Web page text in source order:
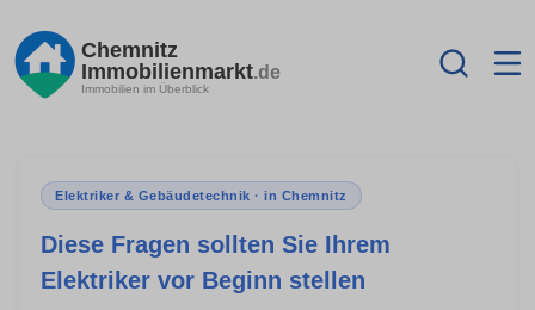
Chemnitz
Immobilienmarkt.de
Immobilien im Überblick
Elektriker & Gebäudetechnik · in Chemnitz
Diese Fragen sollten Sie Ihrem
Elektriker vor Beginn stellen